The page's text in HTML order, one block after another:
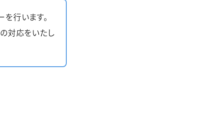
行います。
対応をいたし